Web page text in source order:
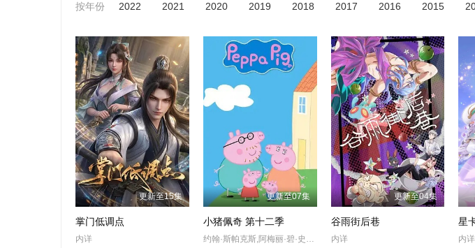
按年份 2022 2021 2020 2019 2018 2017 2016 2015
更新至15集
掌门低调点
内详
更新至07集
小猪佩奇 第十二季
约翰·斯帕克斯,阿梅丽·碧·史密斯,理查德·赖丁斯,莫温娜·班克斯,Kira,Monteith,Alice,May
更新至04集
谷雨街后巷
内详
星
内详